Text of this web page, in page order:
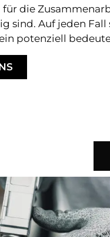
für die
sind. Auf jeden
potenziell